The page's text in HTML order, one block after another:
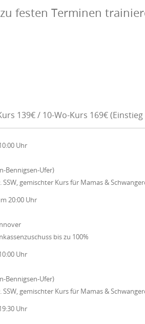
festen Terminen
139€ / 10-Wo-Kurs 169€
Uhr
Bennigsen-Ufer)
gemischter Kurs für Mamas &
20:00 Uhr
bis zu 100%
Uhr
Bennigsen-Ufer)
gemischter Kurs für Mamas &
Uhr